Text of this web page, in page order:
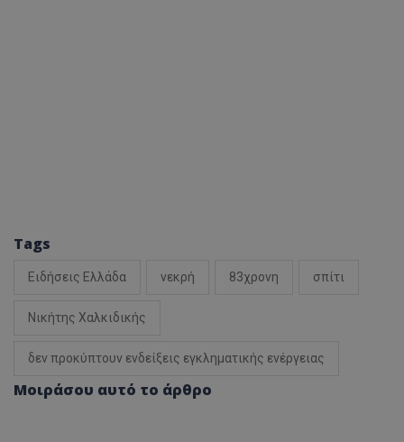
Tags
Ειδήσεις Ελλάδα νεκρή 83χρονη σπίτι
Νικήτης Χαλκιδικής
δεν προκύπτουν ενδείξεις εγκληματικής ενέργειας
Μοιράσου αυτό το άρθρο